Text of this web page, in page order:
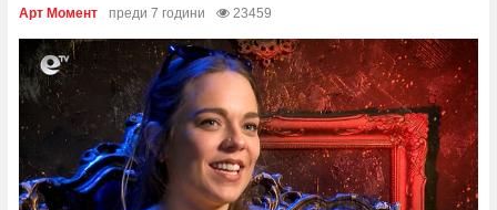
Арт Момент преди 7 години 23459